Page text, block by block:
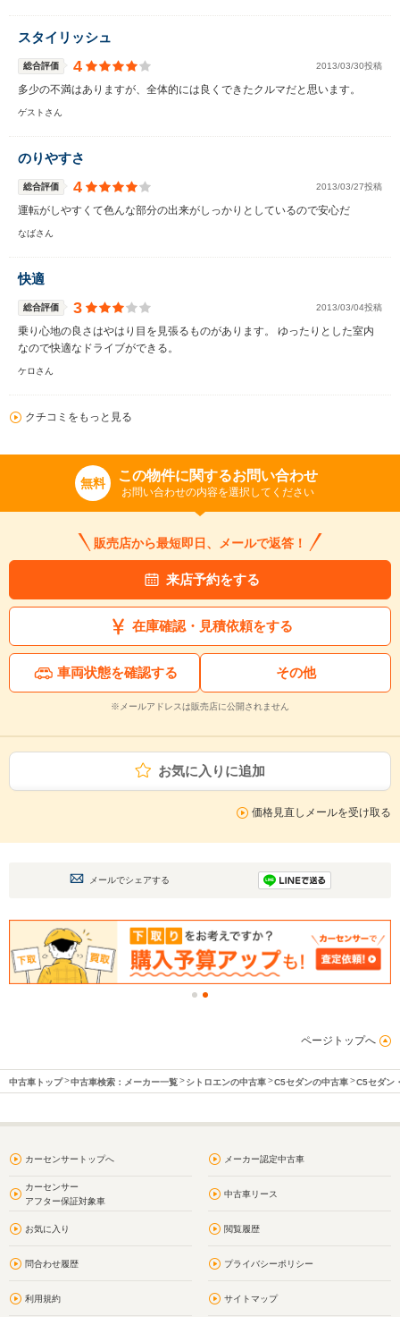
スタイリッシュ
総合評価 4 2013/03/30投稿
多少の不満はありますが、全体的には良くできたクルマだと思います。
ゲストさん
のりやすさ
総合評価 4 2013/03/27投稿
運転がしやすくて色んな部分の出来がしっかりとしているので安心だ
なばさん
快適
総合評価 3 2013/03/04投稿
乗り心地の良さはやはり目を見張るものがあります。 ゆったりとした室内
なので快適なドライブができる。
ケロさん
クチコミをもっと見る
無料 この物件に関するお問い合わせ
お問い合わせの内容を選択してください
販売店から最短即日、メールで返答！
来店予約をする
在庫確認・見積依頼をする
車両状態を確認する その他
※メールアドレスは販売店に公開されません
お気に入りに追加
価格見直しメールを受け取る
メールでシェアする
ページトップへ
中古車トップ 中古車検索：メーカー一覧 シトロエンの中古車 C5セダンの中古車 C5セダン
カーセンサートップへ メーカー認定中古車
カーセンサー
アフター保証対象車
中古車リース
お気に入り 閲覧履歴
問合わせ履歴 プライバシーポリシー
利用規約 サイトマップ